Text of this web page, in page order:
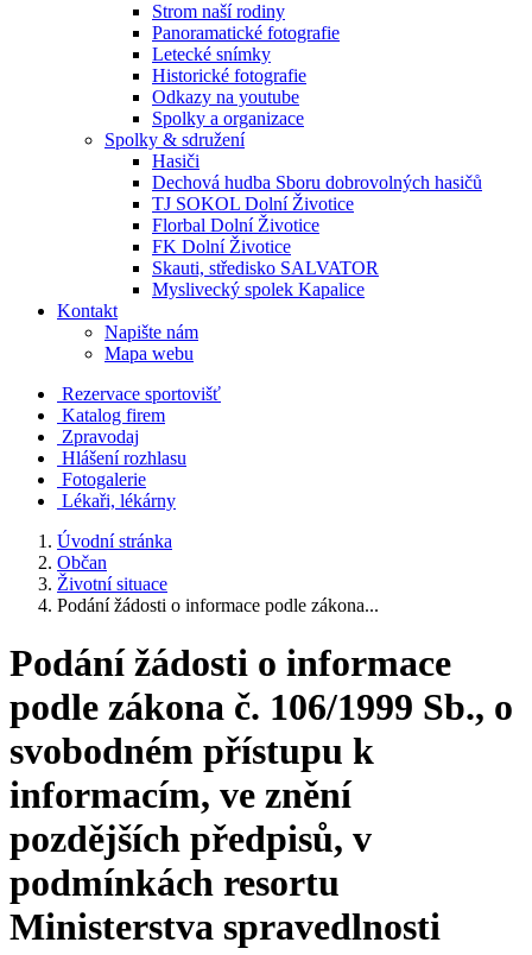
Strom naší rodiny
Panoramatické fotografie
Letecké snímky
Historické fotografie
Odkazy na youtube
Spolky a organizace
Spolky & sdružení
Hasiči
Dechová hudba Sboru dobrovolných hasičů
TJ SOKOL Dolní Životice
Florbal Dolní Životice
FK Dolní Životice
Skauti, středisko SALVATOR
Myslivecký spolek Kapalice
Kontakt
Napište nám
Mapa webu
Rezervace sportovišť
Katalog firem
Zpravodaj
Hlášení rozhlasu
Fotogalerie
Lékaři, lékárny
Úvodní stránka
Občan
Životní situace
Podání žádosti o informace podle zákona...
Podání žádosti o informace
podle zákona č. 106/1999 Sb., o
svobodném přístupu k
informacím, ve znění
pozdějších předpisů, v
podmínkách resortu
Ministerstva spravedlnosti